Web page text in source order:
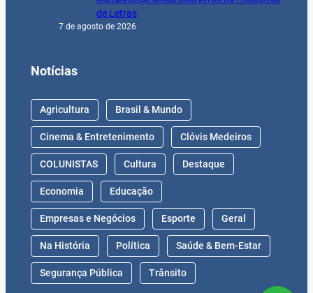
de Letras
7 de agosto de 2026
Notícias
Agricultura Brasil & Mundo
Cinema & Entretenimento Clóvis Medeiros
COLUNISTAS Cultura Destaque
Economia Educação
Empresas e Negócios Esporte Geral
Na História Política Saúde & Bem-Estar
Segurança Pública Trânsito